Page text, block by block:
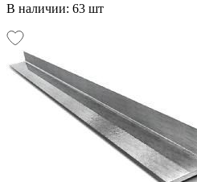
В наличии: 63 шт